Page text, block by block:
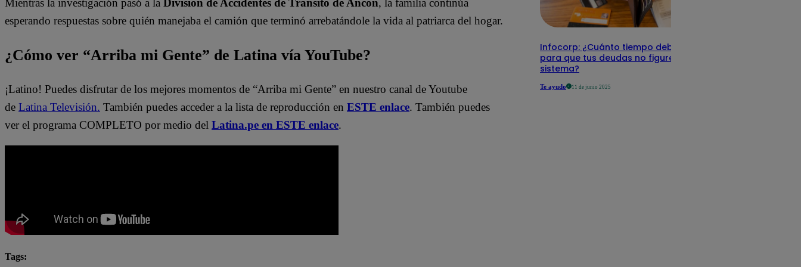
Mientras la investigación pasó a la División de Accidentes de Tránsito de Ancón, la familia continúa
esperando respuestas sobre quién manejaba el camión que terminó arrebatándole la vida al patriarca del hogar.
¿Cómo ver “Arriba mi Gente” de Latina vía YouTube?
¡Latino! Puedes disfrutar de los mejores momentos de “Arriba mi Gente” en nuestro canal de Youtube
de Latina Televisión. También puedes acceder a la lista de reproducción en ESTE enlace. También puedes
ver el programa COMPLETO por medio del Latina.pe en ESTE enlace.
Tags:
Infocorp: ¿Cuánto tiempo debe pasar
para que tus deudas no figuren en su
sistema?
Te ayudo 11 de junio 2025